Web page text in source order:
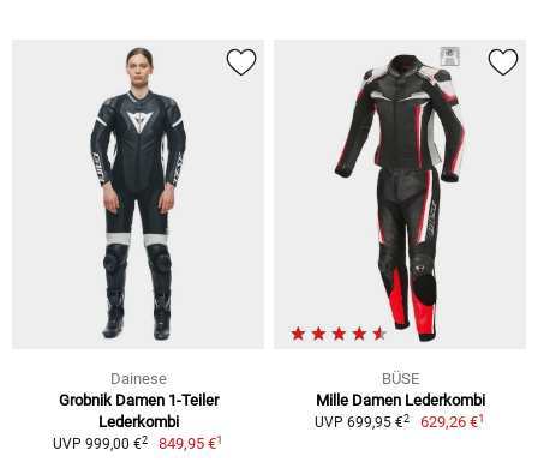
Dainese
Grobnik Damen 1-Teiler
Lederkombi
UVP 999,00 €2 849,95 €1
BÜSE
Mille Damen Lederkombi
UVP 699,95 €2 629,26 €1